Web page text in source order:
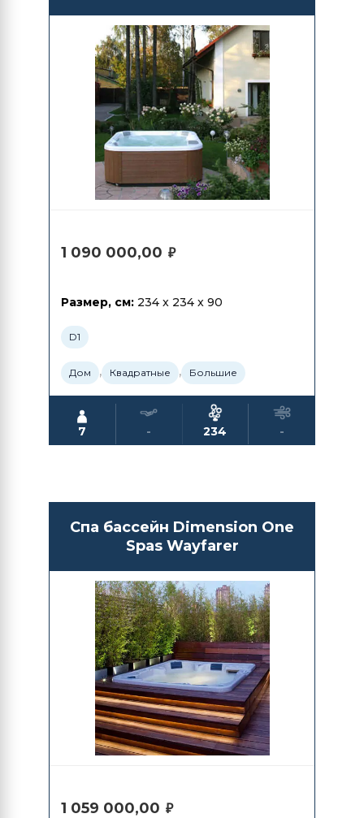
1 090 000,00 ₽
Размер, см: 234 x 234 x 90
D1
Дом , Квадратные , Большие
7 - 234 -
Спа бассейн Dimension One
Spas Wayfarer
1 059 000,00 ₽